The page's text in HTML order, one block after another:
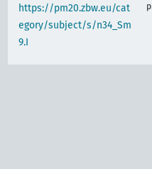
https://pm20.zbw.eu/cat
egory/subject/s/n34_Sm
9.I